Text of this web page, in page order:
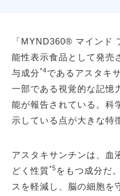
「MYND360® マインド
能性表示食品として発売
与成分*4であるアスタキ
一部である視覚的な記憶
能が報告されている。科
示している点が大きな特
アスタキサンチンは、血
どく性質*5 をもつ成分だ
スを軽減し、脳の細胞を